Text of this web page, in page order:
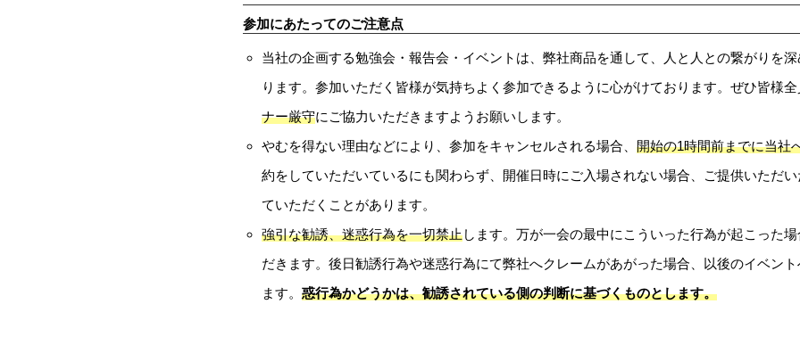
参加にあたってのご注意点
当社の企画する勉強会・報告会・イベントは、弊社商品を通して、人と人との繋がりを
ります。参加いただく皆様が気持ちよく参加できるように心がけております。ぜひ皆様
ナー厳守にご協力いただきますようお願いします。
やむを得ない理由などにより、参加をキャンセルされる場合、 開始の1時間前までに当社
約をしていただいているにも関わらず、開催日時にご入場されない場合、ご提供いただ
ていただくことがあります。
強引な勧誘、迷惑行為を一切禁止します。万が一会の最中にこういった行為が起こった
だきます。後日勧誘行為や迷惑行為にて弊社へクレームがあがった場合、以後のイベン
ます。 惑行為かどうかは、勧誘されている側の判断に基づくものとします。